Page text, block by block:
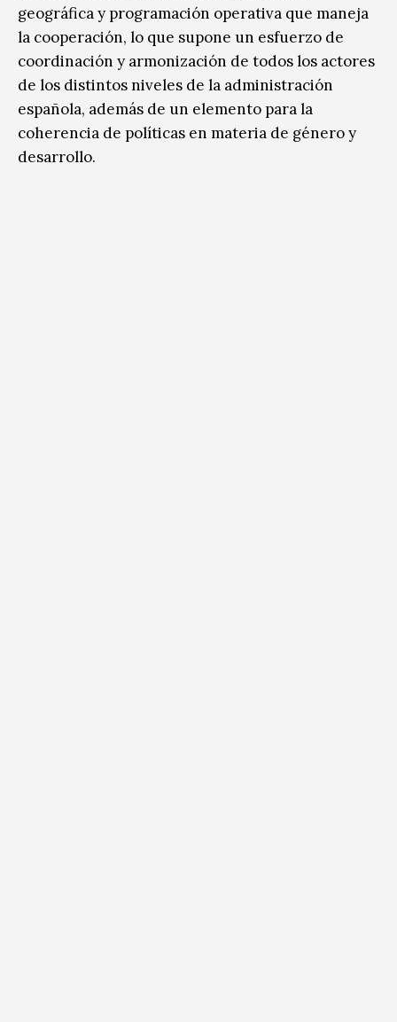
geográfica y programación operativa que maneja
la cooperación, lo que supone un esfuerzo de
coordinación y armonización de todos los actores
de los distintos niveles de la administración
española, además de un elemento para la
coherencia de políticas en materia de género y
desarrollo.